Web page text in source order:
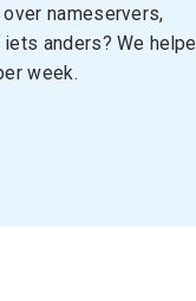
nameservers,
anders? We
week.